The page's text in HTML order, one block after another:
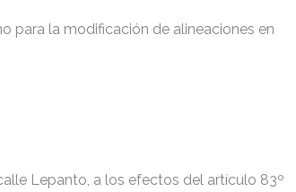
para la modificación de alineaciones en
Lepanto, a los efectos del artículo 83º